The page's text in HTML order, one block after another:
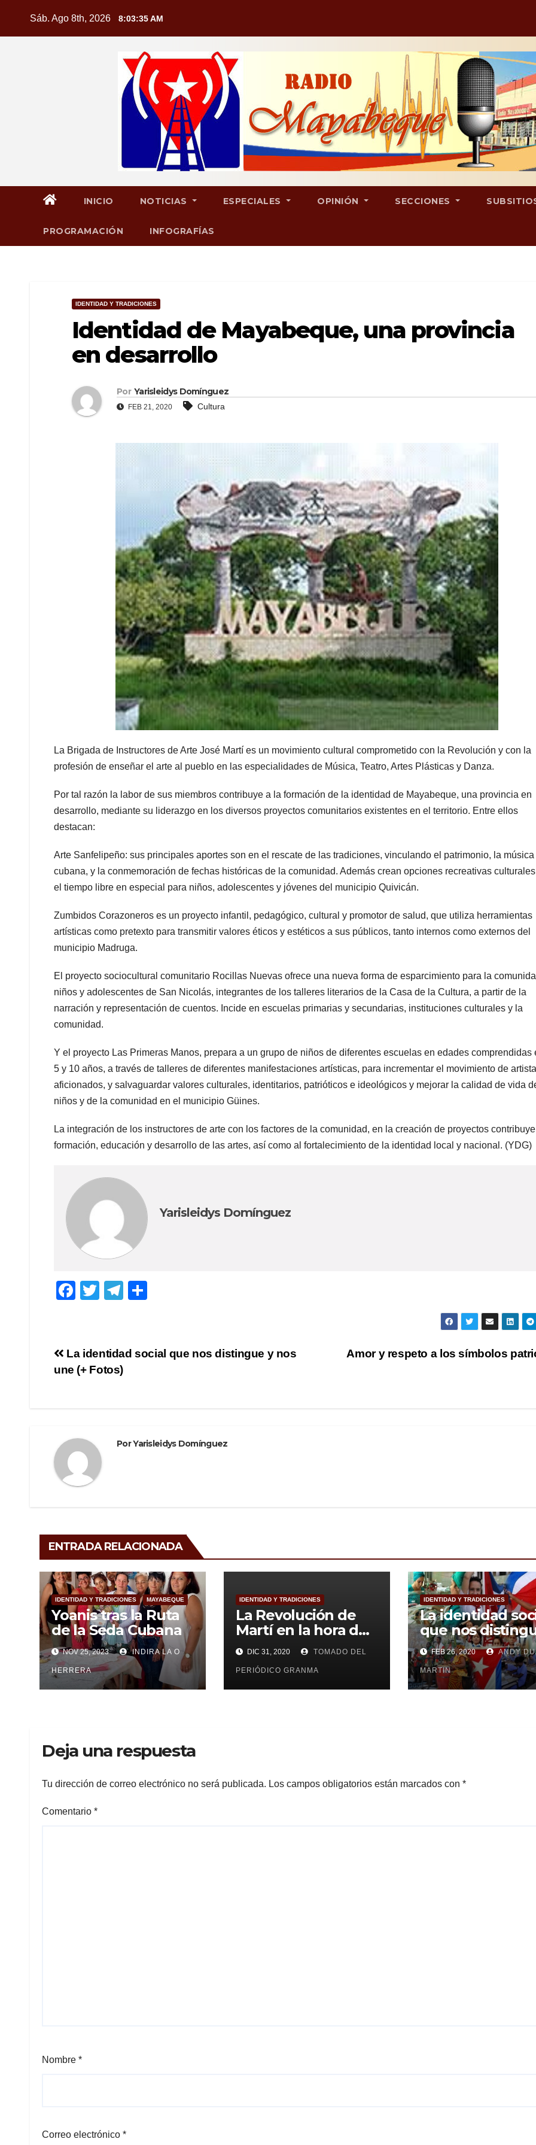
Sáb. Ago 8th, 2026 8:03:36 AM
INICIO NOTICIAS ESPECIALES OPINIÓN SECCIONES
PROGRAMACIÓN INFOGRAFÍAS
IDENTIDAD Y TRADICIONES
Identidad de Mayabeque, una provincia
en desarrollo
Por Yarisleidys Domínguez
FEB 21, 2020 Cultura
La Brigada de Instructores de Arte José Martí es un movimiento cultural comprometido con la Revolución y con la
profesión de enseñar el arte al pueblo en las especialidades de Música, Teatro, Artes Plásticas y Danza.
Por tal razón la labor de sus miembros contribuye a la formación de la identidad de Mayabeque, una provincia en
desarrollo, mediante su liderazgo en los diversos proyectos comunitarios existentes en el territorio. Entre ellos
destacan:
Arte Sanfelipeño: sus principales aportes son en el rescate de las tradiciones, vinculando el patrimonio, la música
cubana, y la conmemoración de fechas históricas de la comunidad. Además crean opciones recreativas
el tiempo libre en especial para niños, adolescentes y jóvenes del municipio Quivicán.
Zumbidos Corazoneros es un proyecto infantil, pedagógico, cultural y promotor de salud, que utiliza herramientas
artísticas como pretexto para transmitir valores éticos y estéticos a sus públicos, tanto internos como externos del
municipio Madruga.
El proyecto sociocultural comunitario Rocillas Nuevas ofrece una nueva forma de esparcimiento para la
niños y adolescentes de San Nicolás, integrantes de los talleres literarios de la Casa de la Cultura, a partir de la
narración y representación de cuentos. Incide en escuelas primarias y secundarias, instituciones culturales y la
comunidad.
Y el proyecto Las Primeras Manos, prepara a un grupo de niños de diferentes escuelas en edades comprendidas
5 y 10 años, a través de talleres de diferentes manifestaciones artísticas, para incrementar el movimiento de
aficionados, y salvaguardar valores culturales, identitarios, patrióticos e ideológicos y mejorar la calidad de vida
niños y de la comunidad en el municipio Güines.
La integración de los instructores de arte con los factores de la comunidad, en la creación de proyectos
formación, educación y desarrollo de las artes, así como al fortalecimiento de la identidad local y nacional. (YDG)
Yarisleidys Domínguez
F
e
b
T
er
T
gr p
Navegación
Amor y respeto a los símbolos
La identidad social que nos distingue y nos
une (+ Fotos)
PorYarisleidys Domínguez
ENTRADA RELACIONADA
IDENTIDAD Y TRADICIONES MAYABEQUE
Yoanis tras la Ruta
de la Seda Cubana
NOV 25, 2023 INDIRA LA O
HERRERA
IDENTIDAD Y TRADICIONES
La Revolución de
Martí en la hora de
los hornos
DIC 31, 2020 TOMADO DEL
PERIÓDICO GRANMA
IDENTIDAD Y TRADICIONES
La identidad
que nos
nos une (+
FEB 26, 2020 ANDY
MARTIN
Deja una respuesta
Tu dirección de correo electrónico no será publicada. Los campos obligatorios están marcados con *
Comentario *
Nombre *
Correo electrónico *